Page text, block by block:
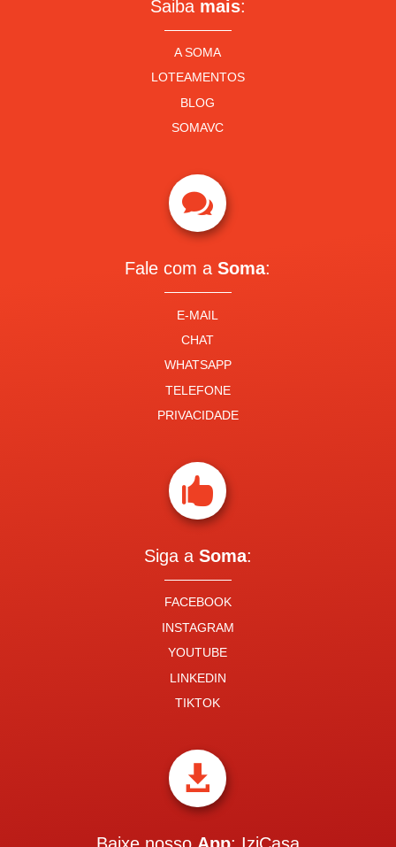
Saiba mais:
A SOMA
LOTEAMENTOS
BLOG
SOMAVC

Fale com aSoma:
E-MAIL
CHAT
WHATSAPP
TELEFONE
PRIVACIDADE

Siga a Soma:
FACEBOOK
INSTAGRAM
YOUTUBE
LINKEDIN
TIKTOK
